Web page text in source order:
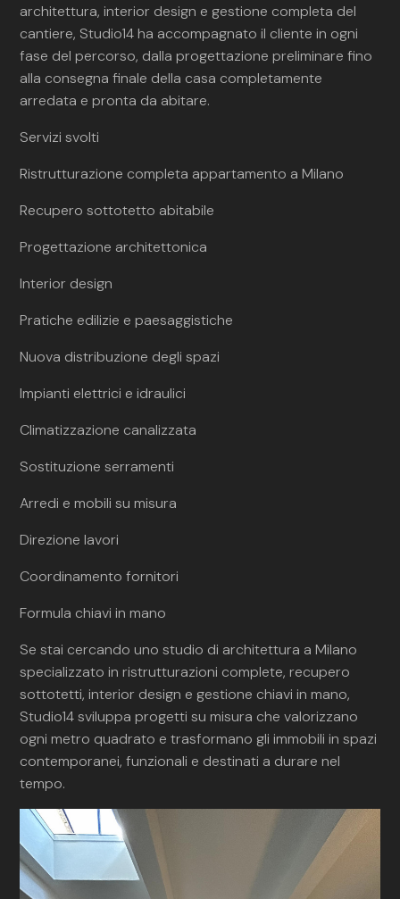
architettura, interior design e gestione completa del
cantiere, Studio14 ha accompagnato il cliente in ogni
fase del percorso, dalla progettazione preliminare fino
alla consegna finale della casa completamente
arredata e pronta da abitare.
Servizi svolti
Ristrutturazione completa appartamento a Milano
Recupero sottotetto abitabile
Progettazione architettonica
Interior design
Pratiche edilizie e paesaggistiche
Nuova distribuzione degli spazi
Impianti elettrici e idraulici
Climatizzazione canalizzata
Sostituzione serramenti
Arredi e mobili su misura
Direzione lavori
Coordinamento fornitori
Formula chiavi in mano
Se stai cercando uno studio di architettura a Milano
specializzato in ristrutturazioni complete, recupero
sottotetti, interior design e gestione chiavi in mano,
Studio14 sviluppa progetti su misura che valorizzano
ogni metro quadrato e trasformano gli immobili in spazi
contemporanei, funzionali e destinati a durare nel
tempo.